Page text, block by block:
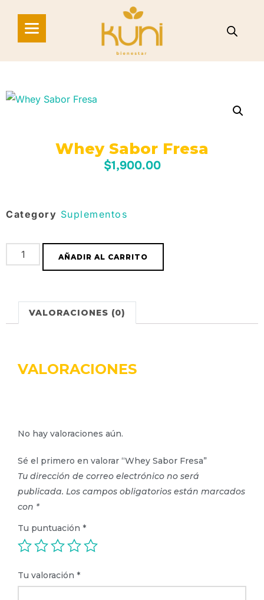
Whey Sabor Fresa
$1,900.00
Category Suplementos
AÑADIR AL CARRITO
VALORACIONES (0)
VALORACIONES
No hay valoraciones aún.
Sé el primero en valorar “Whey Sabor Fresa”
Tu dirección de correo electrónico no será
publicada. Los campos obligatorios están marcados
con *
Tu puntuación *
Tu valoración *